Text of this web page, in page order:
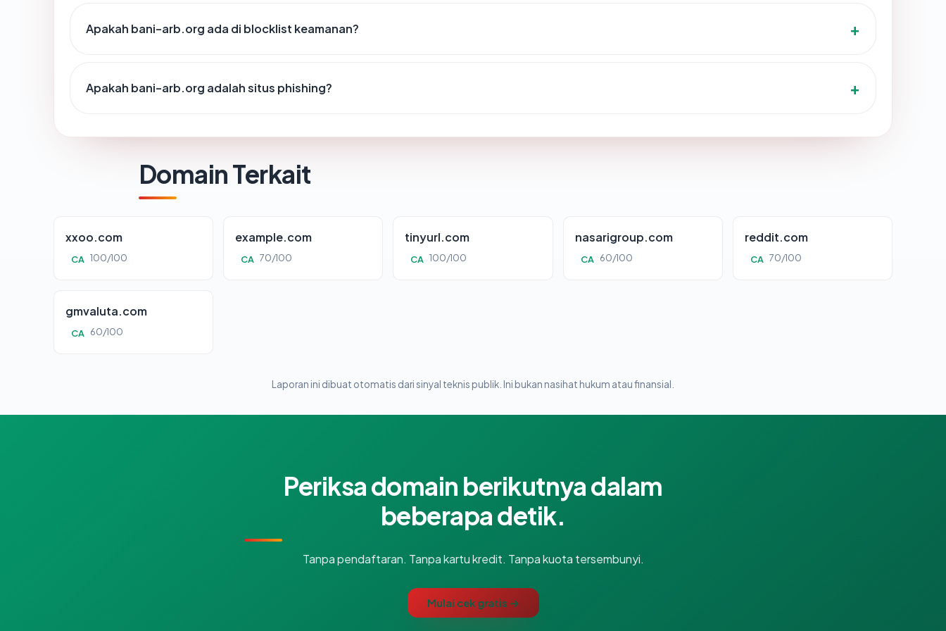
Apakah bani-arb.org ada di blocklist keamanan?
Apakah bani-arb.org adalah situs phishing?
Domain Terkait
xxoo.com
CA 100/100
example.com
CA 70/100
tinyurl.com
CA 100/100
nasarigroup.com
CA 60/100
reddit.com
CA 70/100
gmvaluta.com
CA 60/100
Laporan ini dibuat otomatis dari sinyal teknis publik. Ini bukan nasihat hukum atau finansial.
Periksa domain berikutnya dalam
beberapa detik.
Tanpa pendaftaran. Tanpa kartu kredit. Tanpa kuota tersembunyi.
Mulai cek gratis →